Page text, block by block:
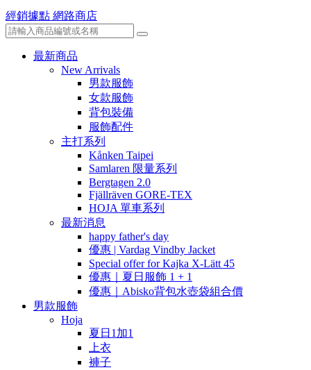
經銷據點 網路商店
最新商品
New Arrivals
男款服飾
女款服飾
背包裝備
服飾配件
主打系列
Kånken Taipei
Samlaren 限量系列
Bergtagen 2.0
Fjällräven GORE-TEX
HOJA 單車系列
最新消息
happy father's day
優惠 | Vardag Vindby Jacket
Special offer for Kajka X-Lätt 45
優惠｜夏日服飾 1 + 1
優惠｜Abisko背包水壺袋組合價
男款服飾
Hoja
夏日1加1
上衣
褲子